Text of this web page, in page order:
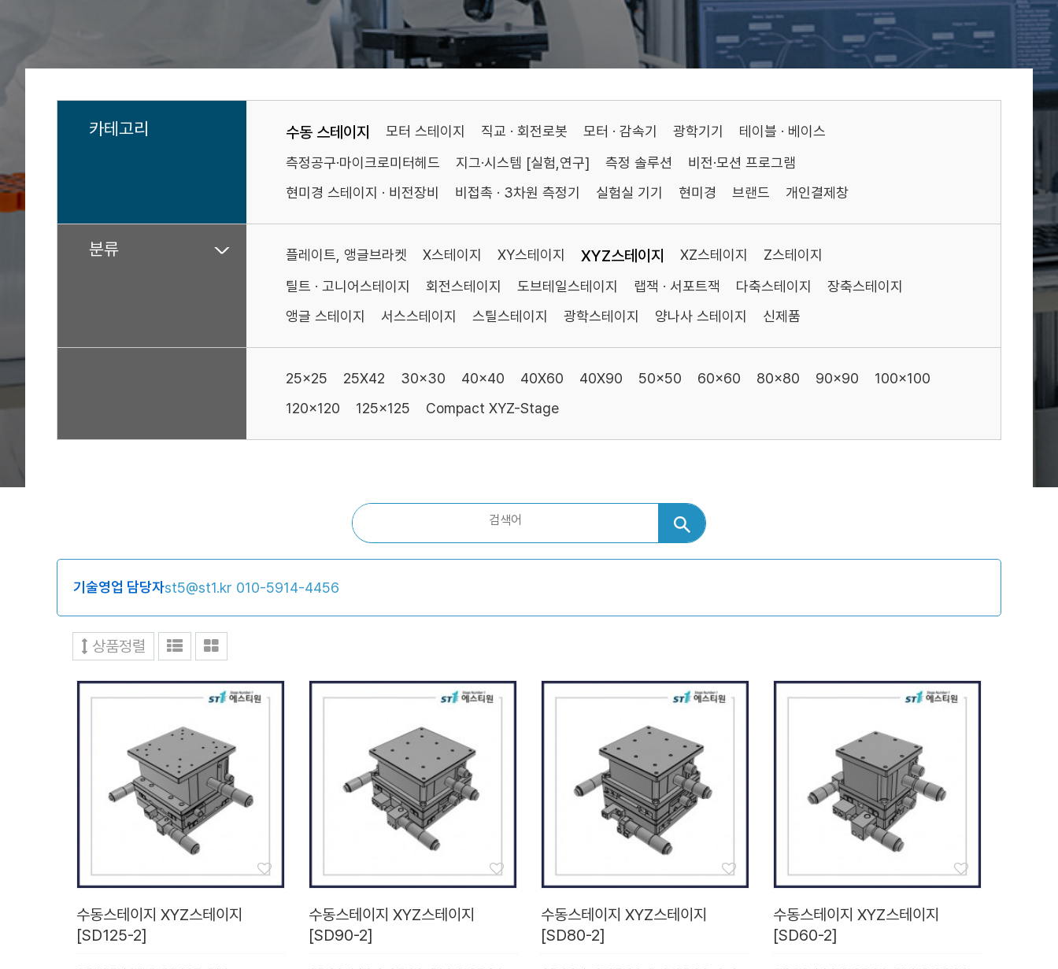
카테고리 수동 스테이지 모터 스테이지 직교 · 회전로봇 모터 · 감속기 광학기기
테이블 · 베이스
측정공구·마이크로미터헤드
지그·시스템 [실험,연구] 측정 솔루션
비전·모션 프로그램
현미경 스테이지 · 비전장비
비접촉 · 3차원 측정기 실험실 기기 현미경 브랜드 개인결제창
분류 플레이트, 앵글브라켓 X스테이지 XY스테이지 XYZ스테이지 XZ스테이지
Z스테이지
틸트 · 고니어스테이지
회전스테이지 도브테일스테이지 랩잭 · 서포트잭 다축스테이지
장축스테이지
앵글 스테이지
서스스테이지 스틸스테이지 광학스테이지 양나사 스테이지 신제품
25x25 25X42 30x30 40x40 40X60 40X90 50x50 60x60 80x80 90x90
100x100
120x120
125x125 Compact XYZ-Stage
기술영업 담당자st5@st1.kr 010-5914-4456
상품정렬
수동스테이지 XYZ스테이지
[SD125-2]
수동스테이지 XYZ스테이지
[SD90-2]
수동스테이지 XYZ스테이지
[SD80-2]
수동스테이지 XYZ스테이지
[SD60-2]